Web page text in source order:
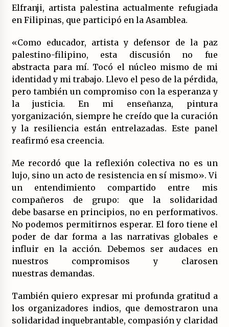
Elfranji, artista palestina actualmente refugiada
en Filipinas, que participó en la Asamblea.
«Como educador, artista y defensor de la paz
palestino-filipino, esta discusión no fue
abstracta para mí. Tocó el núcleo mismo de mi
identidad y mi trabajo. Llevo el peso de la pérdida,
pero también un compromiso con la esperanza y
la justicia. En mi enseñanza, pintura
yorganización, siempre he creído que la curación
y la resiliencia están entrelazadas. Este panel
reafirmó esa creencia.
Me recordó que la reflexión colectiva no es un
lujo, sino un acto de resistencia en sí mismo». Vi
un entendimiento compartido entre mis
compañeros de grupo: que la solidaridad
debe basarse en principios, no en performativos.
No podemos permitirnos esperar. El foro tiene el
poder de dar forma a las narrativas globales e
influir en la acción. Debemos ser audaces en
nuestros compromisos y clarosen
nuestras demandas.
También quiero expresar mi profunda gratitud a
los organizadores indios, que demostraron una
solidaridad inquebrantable, compasión y claridad